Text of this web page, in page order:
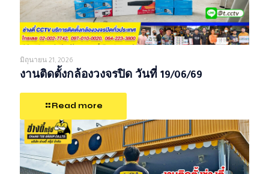
มิถุนายน 21, 2026
งานติดตั้งกล้องวงจรปิด วันที่ 19/06/69
Read more